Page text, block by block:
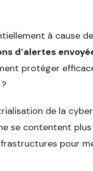
à cause
d’alertes
protéger
de la
se contentent
pour